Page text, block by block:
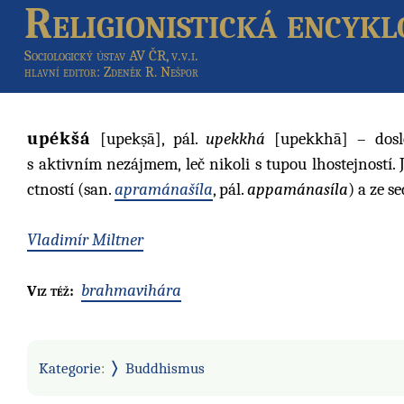
Religionistická
Sociologický ústav AV ČR, v.v.i.
hlavní editor: Zdeněk R. Nešpor
upékšá [upekṣā], pál.upekkhá [upekkhā] –
s aktivním nezájmem, leč nikoli s tupou lhostejností.
ctností (san.apramánašíla, pál.appamánasíla) a ze
Vladimír Miltner
Viz též: brahmavihára
Kategorie: Buddhismus